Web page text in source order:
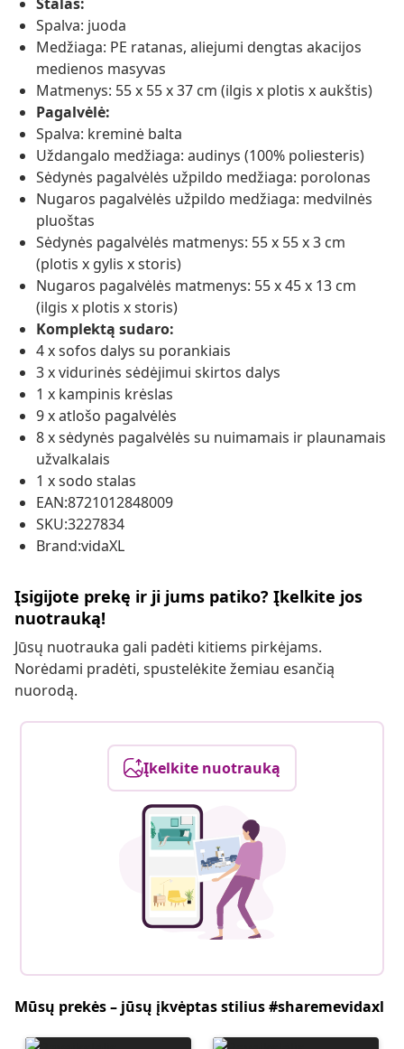
Spalva: juoda
Medžiaga: PE ratanas, aliejumi dengtas akacijos
medienos masyvas
Matmenys: 55 x 55 x 37 cm (ilgis x plotis x aukštis)
Pagalvėlė:
Spalva: kreminė balta
Uždangalo medžiaga: audinys (100% poliesteris)
Sėdynės pagalvėlės užpildo medžiaga: porolonas
Nugaros pagalvėlės užpildo medžiaga: medvilnės
pluoštas
Sėdynės pagalvėlės matmenys: 55 x 55 x 3 cm
(plotis x gylis x storis)
Nugaros pagalvėlės matmenys: 55 x 45 x 13 cm
(ilgis x plotis x storis)
Komplektą sudaro:
4 x sofos dalys su porankiais
3 x vidurinės sėdėjimui skirtos dalys
1 x kampinis krėslas
9 x atlošo pagalvėlės
8 x sėdynės pagalvėlės su nuimamais ir plaunamais
užvalkalais
1 x sodo stalas
EAN:8721012848009
SKU:3227834
Brand:vidaXL
Įsigijote prekę ir ji jums patiko? Įkelkite jos
nuotrauką!
Jūsų nuotrauka gali padėti kitiems pirkėjams.
Norėdami pradėti, spustelėkite žemiau esančią
nuorodą.
Įkelkite nuotrauką
Mūsų prekės – jūsų įkvėptas stilius #sharemevidaxl